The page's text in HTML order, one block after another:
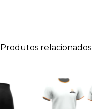
Produtos relacionados